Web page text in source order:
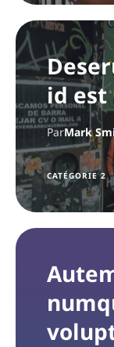
id
ParMark
CATÉGORIE 2